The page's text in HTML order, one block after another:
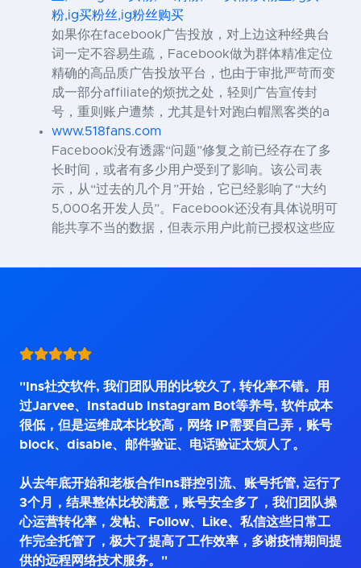
粉,ig买粉丝,ig粉丝购买
如果你在facebook广告投放，对上边这种经典台
词一定不容易生疏，Facebook做为群体精准定位
精确的高品质广告投放平台，也由于审批严苛而变
成一部分affiliate的烦扰之处，轻则广告宣传封
号，重则账户遭禁，尤其是针对跑白帽黑客类的a
www.518fans.com
Facebook没有透露“问题”修复之前已经存在了多
长时间，或者有多少用户受到了影响。该公司表
示，从“过去的几个月”开始，它已经影响了“大约
5,000名开发人员”。Facebook还没有具体说明可
能共享不当的数据，但表示用户此前已授权这些应
"Ins社交软件, 我们团队用的比较久了, 转化率不错。用
过Jarvee、Instadub Instagram Bot等养号, 软件成本
很低，但是运维成本比较高，网络 IP需要自己弄，账号
block、disable、邮件验证、电话验证太烦人了。
从去年底开始和老板合作Ins群控引流、账号托管, 运行了
3个月，结果整体比较满意，账号安全多了，我们团队操
心运营转化率，发帖、Follow、Like、私信这些日常工
作完全托管了，极大了提高了工作效率，多谢疫情期间提
供的远程网络技术服务。"